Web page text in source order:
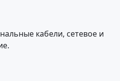
кабели, сетевое и